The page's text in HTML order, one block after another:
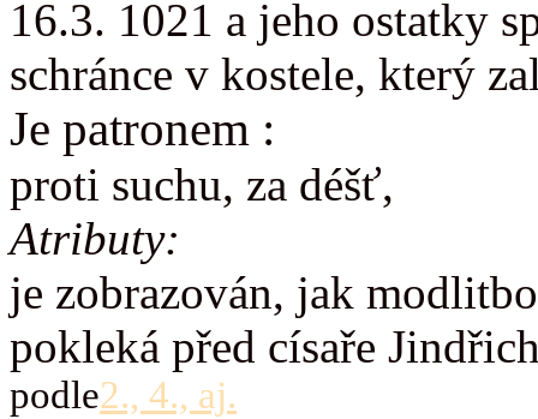
16.3. 1021 a jeho ostatky
schránce v kostele, který
Je patronem :
proti suchu, za déšť,
Atributy:
je zobrazován, jak
pokleká před císaře
podle2., 4., aj.